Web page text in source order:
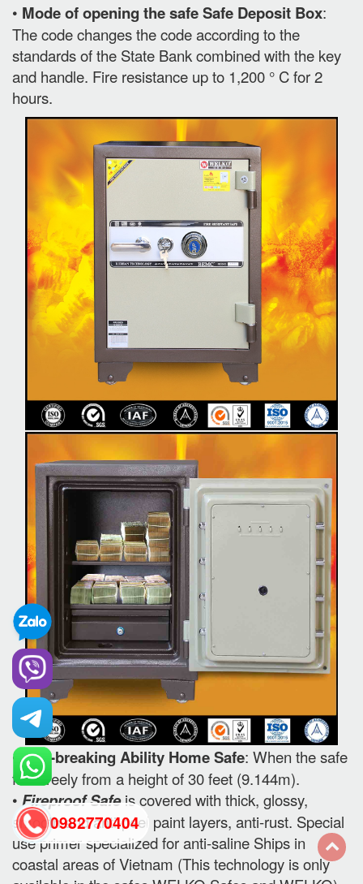
• Mode of opening the safe Safe Deposit Box:
The code changes the code according to the
standards of the State Bank combined with the key
and handle. Fire resistance up to 1,200 ° C for 2
hours.
•Anti-breaking Ability Home Safe: When the safe
falls freely from a height of 30 feet (9.144m).
• Fireproof Safeis covered with thick, glossy,
smooth and anti-peel paint layers, anti-rust. Special
use primer specialized for anti-saline Ships in
coastal areas of Vietnam (This technology is only
0982770404
back